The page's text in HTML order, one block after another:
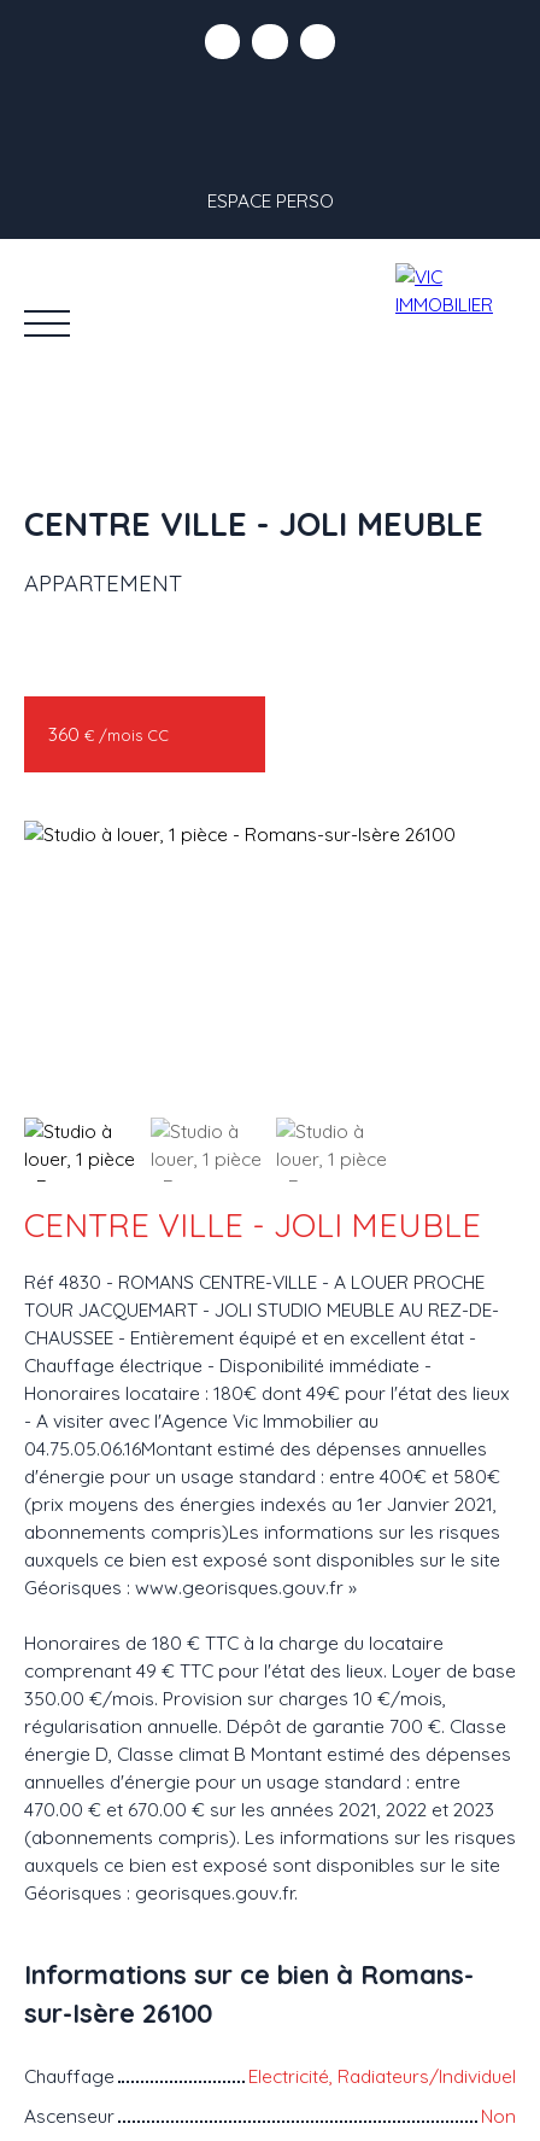
ESPACE PERSO
CENTRE VILLE - JOLI MEUBLE
APPARTEMENT
360 € /mois CC
CENTRE VILLE - JOLI MEUBLE
Réf 4830 - ROMANS CENTRE-VILLE - A LOUER PROCHE
TOUR JACQUEMART - JOLI STUDIO MEUBLE AU REZ-DE-
CHAUSSEE - Entièrement équipé et en excellent état -
Chauffage électrique - Disponibilité immédiate -
Honoraires locataire : 180€ dont 49€ pour l'état des lieux
- A visiter avec l'Agence Vic Immobilier au
04.75.05.06.16Montant estimé des dépenses annuelles
d'énergie pour un usage standard : entre 400€ et 580€
(prix moyens des énergies indexés au 1er Janvier 2021,
abonnements compris)Les informations sur les risques
auxquels ce bien est exposé sont disponibles sur le site
Géorisques : www.georisques.gouv.fr »
Honoraires de 180 € TTC à la charge du locataire
comprenant 49 € TTC pour l'état des lieux. Loyer de base
350.00 €/mois. Provision sur charges 10 €/mois,
régularisation annuelle. Dépôt de garantie 700 €. Classe
énergie D, Classe climat B Montant estimé des dépenses
annuelles d'énergie pour un usage standard : entre
470.00 € et 670.00 € sur les années 2021, 2022 et 2023
(abonnements compris). Les informations sur les risques
auxquels ce bien est exposé sont disponibles sur le site
Géorisques : georisques.gouv.fr.
Informations sur ce bien à Romans-
sur-Isère 26100
Chauffage
Electricité, Radiateurs/Individuel
Ascenseur
Non